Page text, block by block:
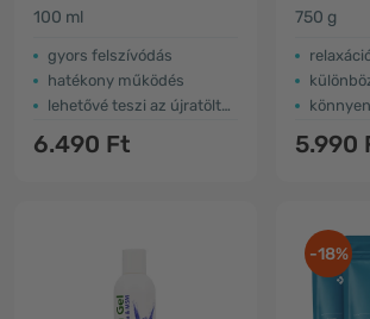
100 ml
gyors felszívódás
hatékony működés
lehetővé teszi az újratöltést
6.490 Ft
750 g
5.990
-18%